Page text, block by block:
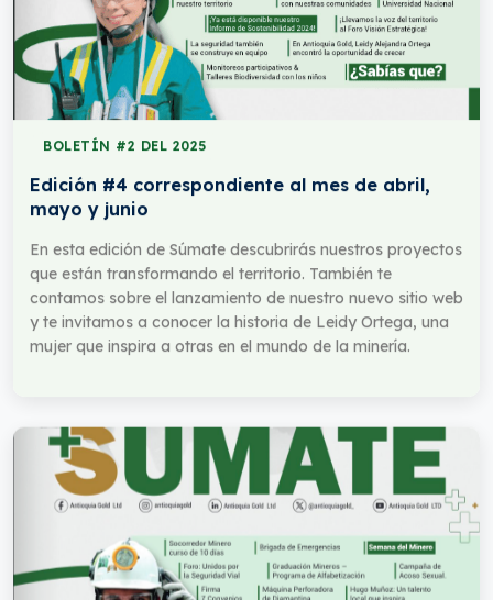
BOLETÍN #2 DEL 2025
Edición #4 correspondiente al mes de abril,
mayo y junio
En esta edición de Súmate descubrirás nuestros proyectos
que están transformando el territorio. También te
contamos sobre el lanzamiento de nuestro nuevo sitio web
y te invitamos a conocer la historia de Leidy Ortega, una
mujer que inspira a otras en el mundo de la minería.